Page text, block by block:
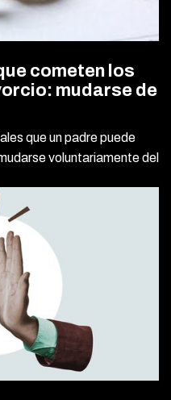
cometen los
mudarse de
que un padre puede
voluntariamente del